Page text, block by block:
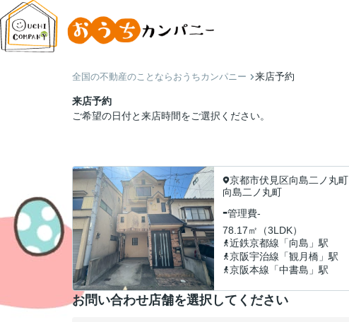
全国の不動産のことならおうちカンパニー 来店予約
来店予約
ご希望の日付と来店時間をご選択ください。
京都市伏見区向島二ノ丸町
向島二ノ丸町
-管理費-
78.17㎡（3LDK）
近鉄京都線「向島」駅
京阪宇治線「観月橋」駅
京阪本線「中書島」駅
お問い合わせ店舗を選択してください